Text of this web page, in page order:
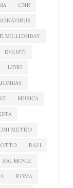
CNR
MILLIONDAY
EVENTI
LIBRI
MUSICA
METEO
RAI 1
RAI MOVIE
ROMA